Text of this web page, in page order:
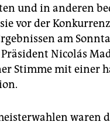
und in anderen
vor der
am
Nicolás
Stimme mit einer
waren